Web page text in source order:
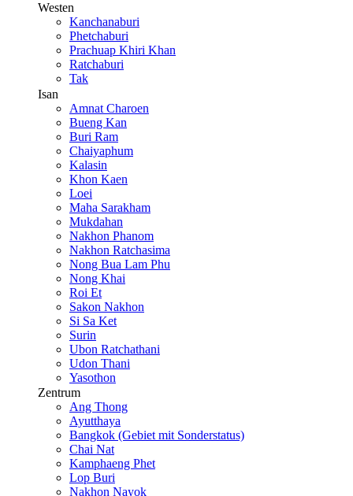
Westen
Kanchanaburi
Phetchaburi
Prachuap Khiri Khan
Ratchaburi
Tak
Isan
Amnat Charoen
Bueng Kan
Buri Ram
Chaiyaphum
Kalasin
Khon Kaen
Loei
Maha Sarakham
Mukdahan
Nakhon Phanom
Nakhon Ratchasima
Nong Bua Lam Phu
Nong Khai
Roi Et
Sakon Nakhon
Si Sa Ket
Surin
Ubon Ratchathani
Udon Thani
Yasothon
Zentrum
Ang Thong
Ayutthaya
Bangkok (Gebiet mit Sonderstatus)
Chai Nat
Kamphaeng Phet
Lop Buri
Nakhon Nayok